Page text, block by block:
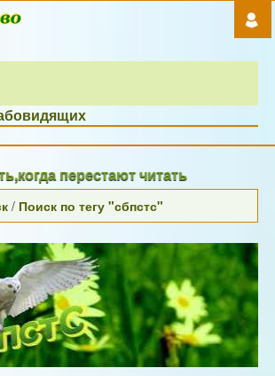
перестают читать
/ Поиск по тегу "сбпстс"